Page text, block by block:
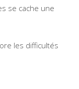
se cache une
les difficultés